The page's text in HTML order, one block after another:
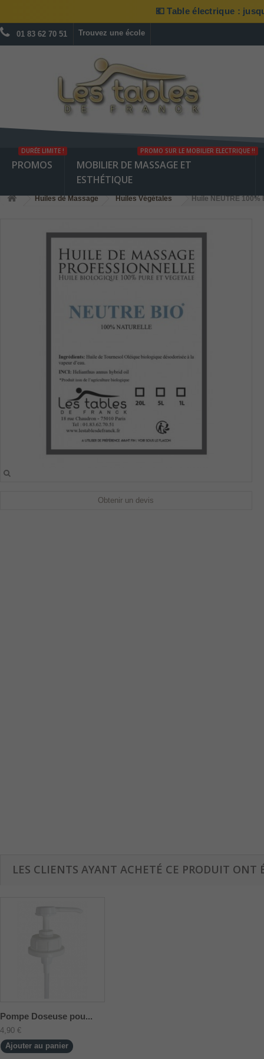
💶 Table électrique :
01 83 62 70 51 Trouvez une école
PROMOS
DURÉE LIMITE !
MOBILIER DE MASSAGE ET
ESTHÉTIQUE
PROMO SUR LE MOBILIER ELECTRIQUE !!
Huiles de Massage Huiles Végétales Huile NEUTRE
Obtenir un devis
LES CLIENTS AYANT ACHETÉ CE PRODUIT ONT
Pompe Doseuse pou...
4,90 €
Ajouter au panier